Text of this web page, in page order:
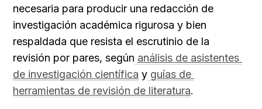
necesaria para producir una redacción de
investigación académica rigurosa y bien
respaldada que resista el escrutinio de la
revisión por pares, según análisis de asistentes
de investigación científica y guías de
herramientas de revisión de literatura.